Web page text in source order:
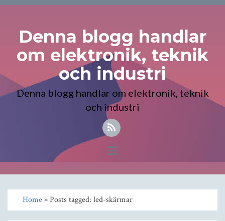
Denna blogg handlar
om elektronik, teknik
och industri
Denna blogg handlar om elektronik, teknik
och industri
Toggle
Home» Posts tagged: led-skärmar